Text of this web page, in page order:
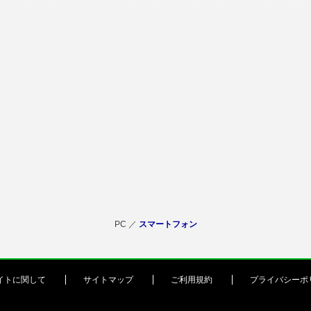
PC ／ スマートフォン
トに関して サイトマップ ご利用規約 プライバシーポ